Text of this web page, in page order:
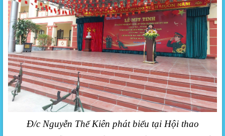
Đ/c Nguyễn Thế Kiên phát biểu tại Hội thao